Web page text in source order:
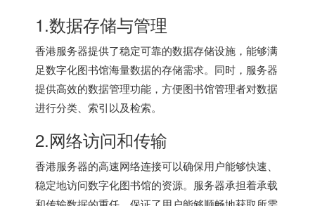
1.数据存储与管理
香港服务器提供了稳定可靠的数据存储设施，能够满
足数字化图书馆海量数据的存储需求。同时，服务器
提供高效的数据管理功能，方便图书馆管理者对数据
进行分类、索引以及检索。
2.网络访问和传输
香港服务器的高速网络连接可以确保用户能够快速、
稳定地访问数字化图书馆的资源。服务器承担着承载